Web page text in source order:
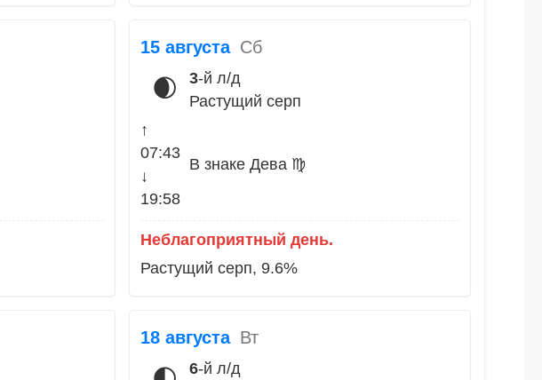
15 августа Сб
🌒 3-й л/д
Растущий серп
↑
07:43
↓
19:58
В знаке Дева ♍
Неблагоприятный день.
Растущий серп, 9.6%
18 августа Вт
6-й л/д